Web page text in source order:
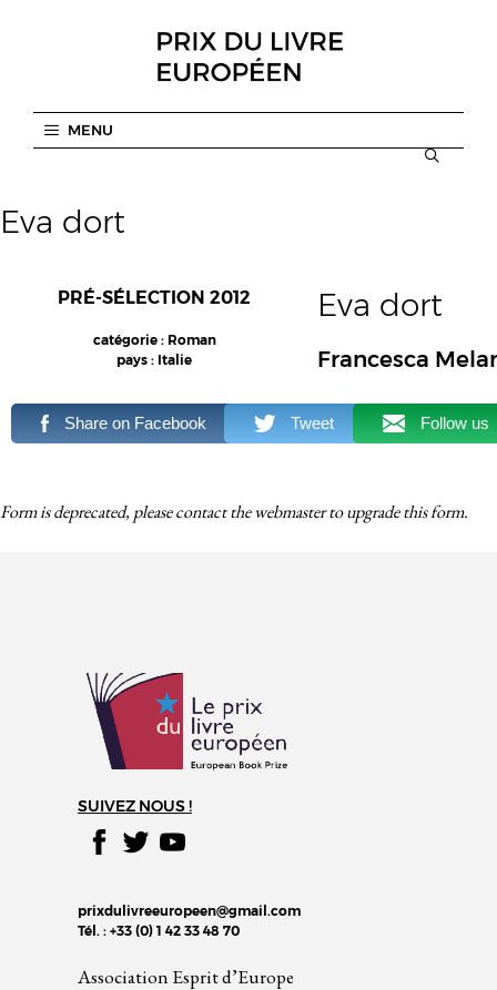
MENU
Eva dort
PRÉ-SÉLECTION 2012
catégorie : Roman
pays : Italie
Eva dort
Francesca
Share on Facebook Tweet Follow us
Form is deprecated, please contact the webmaster toupgradethis form.
SUIVEZ NOUS !
prixdulivreeuropeen@gmail.com
Tél. : +33 (0) 1 42 33 48 70
Association Esprit d’Europe